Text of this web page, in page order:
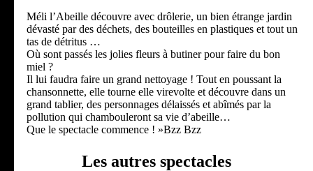
Méli l’Abeille découvre avec drôlerie, un bien étrange jardin
dévasté par des déchets, des bouteilles en plastiques et tout un
tas de détritus …
Où sont passés les jolies fleurs à butiner pour faire du bon
miel ?
Il lui faudra faire un grand nettoyage ! Tout en poussant la
chansonnette, elle tourne elle virevolte et découvre dans un
grand tablier, des personnages délaissés et abîmés par la
pollution qui chambouleront sa vie d’abeille…
Que le spectacle commence ! »Bzz Bzz
Les autres spectacles